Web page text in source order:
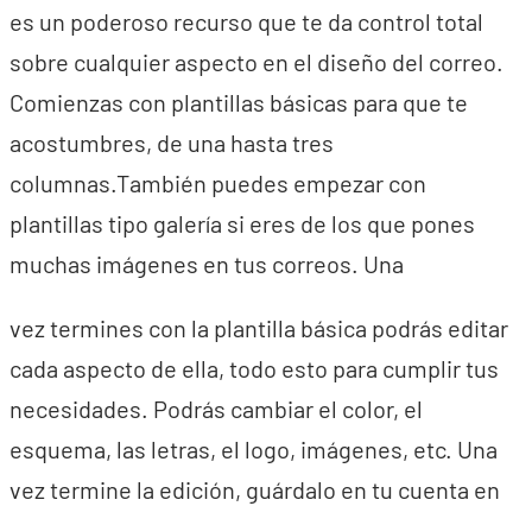
es un poderoso recurso que te da control total
sobre cualquier aspecto en el diseño del correo.
Comienzas con plantillas básicas para que te
acostumbres, de una hasta tres
columnas.También puedes empezar con
plantillas tipo galería si eres de los que pones
muchas imágenes en tus correos. Una
vez termines con la plantilla básica podrás editar
cada aspecto de ella, todo esto para cumplir tus
necesidades. Podrás cambiar el color, el
esquema, las letras, el logo, imágenes, etc. Una
vez termine la edición, guárdalo en tu cuenta en